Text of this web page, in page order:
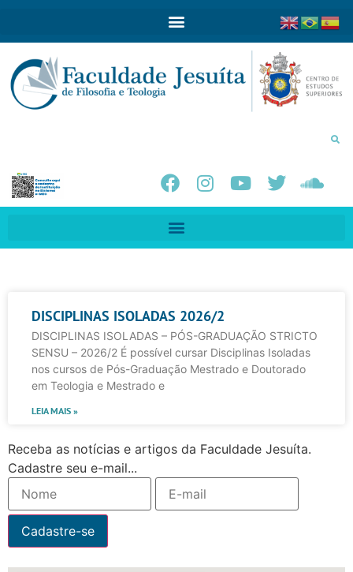
DISCIPLINAS ISOLADAS 2026/2
DISCIPLINAS ISOLADAS – PÓS-GRADUAÇÃO STRICTO
SENSU – 2026/2 É possível cursar Disciplinas Isoladas
nos cursos de Pós-Graduação Mestrado e Doutorado
em Teologia e Mestrado e
LEIA MAIS »
Receba as notícias e artigos da Faculdade Jesuíta.
Cadastre seu e-mail...